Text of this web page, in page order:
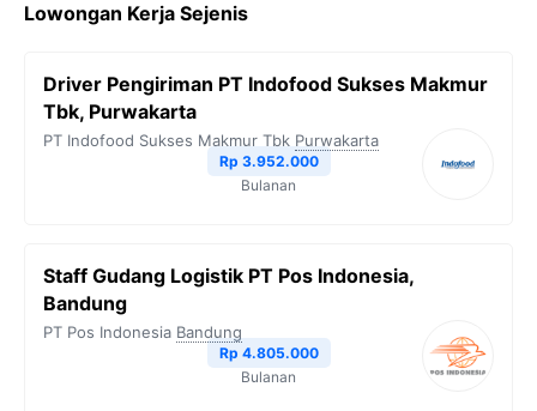
e
o
o
t
e
e
r
a
t
A
p
y
i
k
Lowongan Kerja Sejenis
Driver Pengiriman PT Indofood Sukses Makmur
Tbk, Purwakarta
PT Indofood Sukses Makmur Tbk Purwakarta
Rp 3.952.000
Bulanan
Staff Gudang Logistik PT Pos Indonesia,
Bandung
PT Pos Indonesia Bandung
Rp 4.805.000
Bulanan